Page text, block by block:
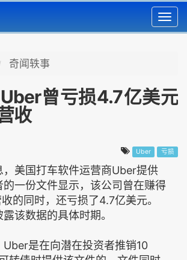
奇闻轶事
曾亏损4.7亿美元
收
Uber 亏损
，美国打车软件运营商Uber提供
的一份文件显示，该公司曾在赚得
的同时，还亏损了4.7亿美元。
该数据的具体时期。
是在向潜在投资者推销10